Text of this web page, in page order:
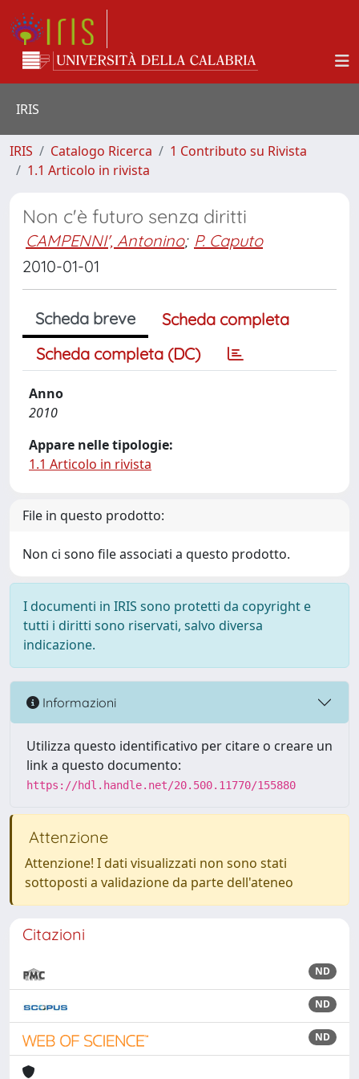
IRIS
IRIS Catalogo Ricerca
1 Contributo su Rivista
1.1 Articolo in rivista
Non c'è futuro senza diritti
CAMPENNI', Antonino; P. Caputo
2010-01-01
Scheda breve
Scheda completa
Scheda completa (DC)
Anno
2010
Appare nelle tipologie:
1.1 Articolo in rivista
File in questo prodotto:
Non ci sono file associati a questo prodotto.
I documenti in IRIS sono protetti da copyright e
tutti i diritti sono riservati, salvo diversa
indicazione.
Informazioni
Utilizza questo identificativo per citare o creare un
link a questo documento:
https://hdl.handle.net/20.500.11770/155880
Attenzione
Attenzione! I dati visualizzati non sono stati
sottoposti a validazione da parte dell'ateneo
Citazioni
ND
ND
ND